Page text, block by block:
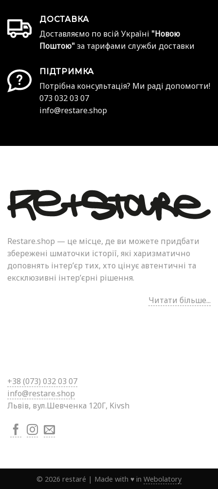
ДОСТАВКА
Доставляємо по всій Україні "Новою
Поштою" за тарифами служби доставки
ПІДТРИМКА
Потрібна консультація? Ми раді допомогти!
073 032 03 07
info@restare.shop
Restare.shop — це місце, де ви можете придбати
збережені шматочки історії, які харизматично
доповнять інтер’єр тих, хто цінує автентичні та
ексклюзивні інтер’єрні рішення.
Читати більше...
+38 (073) 032 03 07
info@restare.shop
Львів, вул.Шевченка 120Г, Kivsh
© 2026 restaré | Made with ♥ in Webolatory